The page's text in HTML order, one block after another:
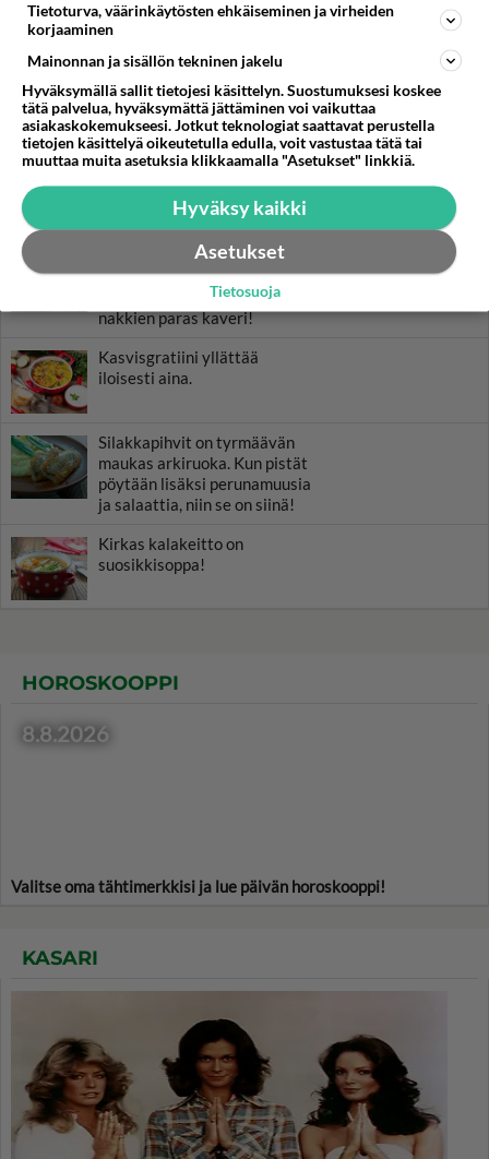
RESEPTIT
Pizzapohja on helppo tehdä
itse - unohda valmiit
pakastepohjat!
Perunasalaatti maistuu
illanistujaisissa ja grilliruoan
kanssa. Vappuna se on
nakkien paras kaveri!
Kasvisgratiini yllättää
iloisesti aina.
Silakkapihvit on tyrmäävän
maukas arkiruoka. Kun pistät
pöytään lisäksi perunamuusia
ja salaattia, niin se on siinä!
Kirkas kalakeitto on
suosikkisoppa!
HOROSKOOPPI
8.8.2026
Valitse oma tähtimerkkisi ja lue päivän horoskooppi!
KASARI
Tietoturva, väärinkäytösten ehkäiseminen ja virheiden
korjaaminen
Mainonnan ja sisällön tekninen jakelu
Hyväksymällä sallit tietojesi käsittelyn. Suostumuksesi koskee
tätä palvelua, hyväksymättä jättäminen voi vaikuttaa
asiakaskokemukseesi. Jotkut teknologiat saattavat perustella
tietojen käsittelyä oikeutetulla edulla, voit vastustaa tätä tai
muuttaa muita asetuksia klikkaamalla "Asetukset" linkkiä.
Hyväksy kaikki
Asetukset
Tietosuoja